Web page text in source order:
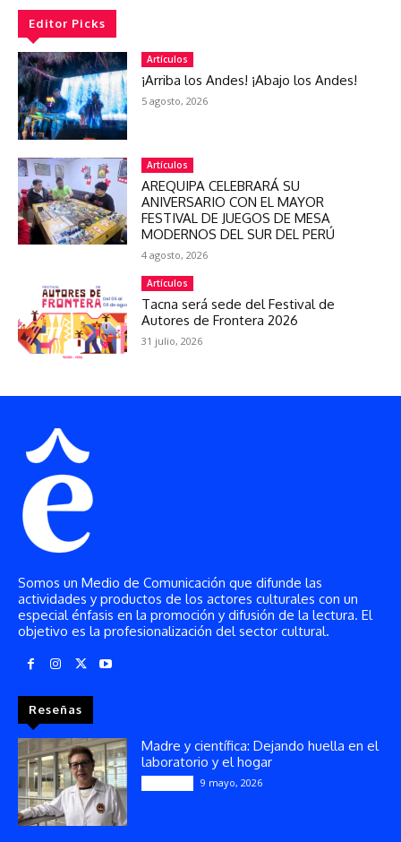
Editor Picks
Artículos
¡Arriba los Andes! ¡Abajo los Andes!
5 agosto, 2026
Artículos
AREQUIPA CELEBRARÁ SU
ANIVERSARIO CON EL MAYOR
FESTIVAL DE JUEGOS DE MESA
MODERNOS DEL SUR DEL PERÚ
4 agosto, 2026
Artículos
Tacna será sede del Festival de
Autores de Frontera 2026
31 julio, 2026
Somos un Medio de Comunicación que difunde las
actividades y productos de los actores culturales con un
especial énfasis en la promoción y difusión de la lectura. El
objetivo es la profesionalización del sector cultural.
Reseñas
Madre y científica: Dejando huella en el
laboratorio y el hogar
9 mayo, 2026